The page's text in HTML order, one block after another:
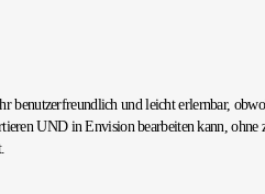
benutzerfreundlich und leicht erlernbar,
UND in Envision bearbeiten kann, ohne